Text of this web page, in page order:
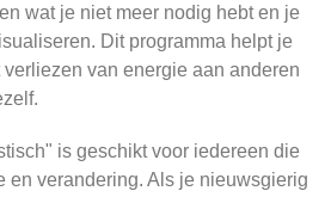
wat je niet meer nodig hebt en je
Dit programma helpt je
van energie aan anderen
is geschikt voor iedereen die
en verandering. Als je nieuwsgierig